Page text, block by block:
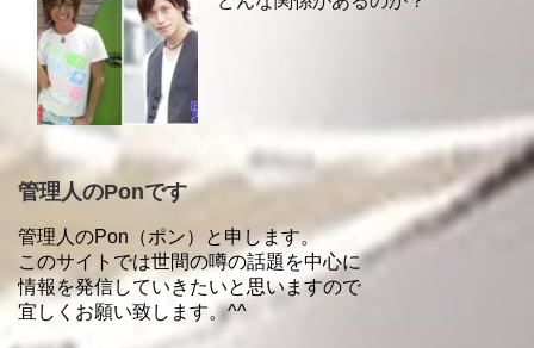
管理人のPonです
管理人のPon（ポン）と申します。
このサイトでは世間の噂の話題を中心に
情報を発信していきたいと思いますので
宜しくお願い致します。^^